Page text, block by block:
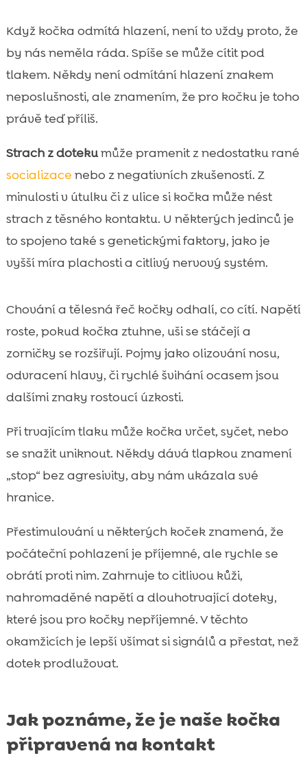
Když kočka odmítá hlazení, není to vždy proto, že
by nás neměla ráda. Spíše se může cítit pod
tlakem. Někdy není odmítání hlazení znakem
neposlušnosti, ale znamením, že pro kočku je toho
právě teď příliš.
Strach z dotekumůže pramenit z nedostatku rané
socializace nebo z negativních zkušeností. Z
minulosti v útulku či z ulice si kočka může nést
strach z těsného kontaktu. U některých jedinců je
to spojeno také s genetickými faktory, jako je
vyšší míra plachosti a citlivý nervový systém.
Chování a tělesná řeč kočky odhalí, co cítí. Napětí
roste, pokud kočka ztuhne, uši se stáčejí a
zorničky se rozšiřují. Pojmy jako olizování nosu,
odvracení hlavy, či rychlé švihání ocasem jsou
dalšími znaky rostoucí úzkosti.
Při trvajícím tlaku může kočka vrčet, syčet, nebo
se snažit uniknout. Někdy dává tlapkou znamení
„stop“ bez agresivity, aby nám ukázala své
hranice.
Přestimulování u některých koček znamená, že
počáteční pohlazení je příjemné, ale rychle se
obrátí proti nim. Zahrnuje to citlivou kůži,
nahromaděné napětí a dlouhotrvající doteky,
které jsou pro kočky nepříjemné. V těchto
okamžicích je lepší všímat si signálů a přestat, než
dotek prodlužovat.
Jak poznáme, že je naše kočka
připravená na kontakt